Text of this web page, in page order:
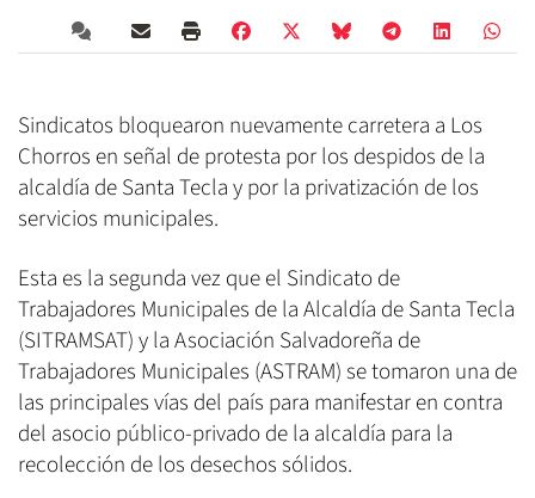
Sindicatos bloquearon nuevamente carretera a Los
Chorros en señal de protesta por los despidos de la
alcaldía de Santa Tecla y por la privatización de los
servicios municipales.
Esta es la segunda vez que el Sindicato de
Trabajadores Municipales de la Alcaldía de Santa Tecla
(SITRAMSAT) y la Asociación Salvadoreña de
Trabajadores Municipales (ASTRAM) se tomaron una de
las principales vías del país para manifestar en contra
del asocio público-privado de la alcaldía para la
recolección de los desechos sólidos.